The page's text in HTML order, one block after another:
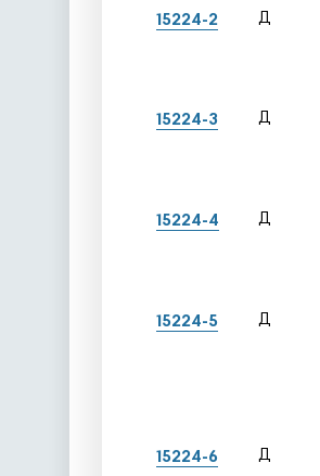
15224-2 Д
15224-3 Д
15224-4 Д
15224-5 Д
15224-6 Д